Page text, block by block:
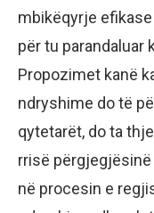
mbikëqyrje
për tu parandaluar
Propozimet kanë
ndryshime do të
qytetarët, do ta
rrisë
në procesin e